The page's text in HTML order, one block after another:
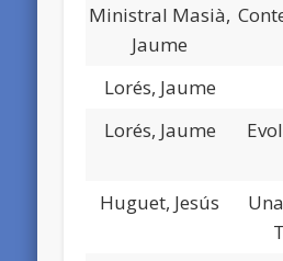
Ministral Masià,
Jaume
Lorés, Jaume
Lorés, Jaume
Huguet, Jesús